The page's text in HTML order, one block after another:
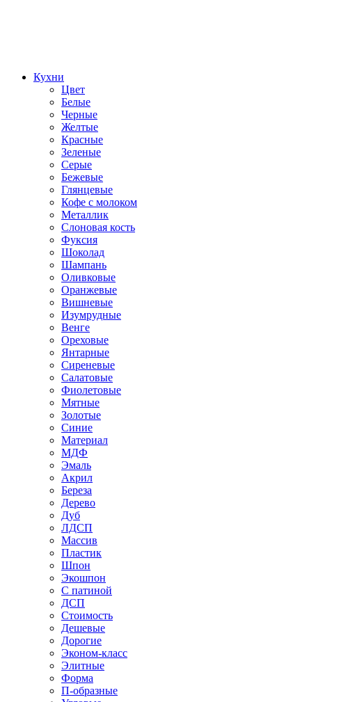
Кухни
Цвет
Белые
Черные
Желтые
Красные
Зеленые
Серые
Бежевые
Глянцевые
Кофе с молоком
Металлик
Слоновая кость
Фуксия
Шоколад
Шампань
Оливковые
Оранжевые
Вишневые
Изумрудные
Венге
Ореховые
Янтарные
Сиреневые
Салатовые
Фиолетовые
Мятные
Золотые
Синие
Материал
МДФ
Эмаль
Акрил
Береза
Дерево
Дуб
ЛДСП
Массив
Пластик
Шпон
Экошпон
С патиной
ДСП
Стоимость
Дешевые
Дорогие
Эконом-класс
Элитные
Форма
П-образные